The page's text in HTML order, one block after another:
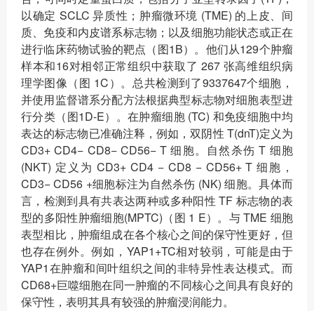
以确定 SCLC 异质性；肿瘤微环境 (TME) 的上皮、间
质、免疫和内皮谱系标志物；以及细胞功能状态或正在
进行临床药物试验的靶点（图1B）。他们从129个肿瘤
样本和16对相邻正常组织中获取了 267 张高维组织病
理学图像（图 1C）。总共检测到了9337647个细胞，
并使用监督谱系分配方法根据典型标志物对细胞表型进
行分类（图1D-E）。在肿瘤细胞 (TC) 和免疫细胞中均
表达的标志物已准确注释，例如，双阴性 T(dnT)定义为
CD3+ CD4− CD8− CD56− T 细胞。自然杀伤 T 细胞
(NKT) 定义为 CD3+ CD4 − CD8 − CD56+ T 细胞，
CD3− CD56 +细胞标注为自然杀伤 (NK) 细胞。具体而
言，检测到具有共表达两种或多种阳性 TF 标志物的表
型的多阳性肿瘤细胞(MPTC)（图 1 E）。与 TME 细胞
表型相比，肿瘤组成在各个核心之间的保守性更好，但
也存在例外。例如，YAP1+TC相对较弱，可能是由于
YAP1在肿瘤和间叶组织之间的非特异性表达模式。而
CD68+巨噬细胞在同一肿瘤的不同核心之间具有良好的
保守性，表明其具有较强的肿瘤浸润能力。